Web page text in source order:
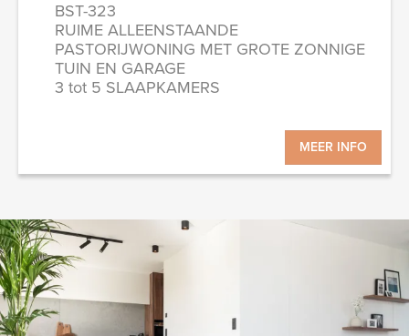
BST-323
RUIME ALLEENSTAANDE
PASTORIJWONING MET GROTE ZONNIGE
TUIN EN GARAGE
3 tot 5 SLAAPKAMERS
MEER INFO